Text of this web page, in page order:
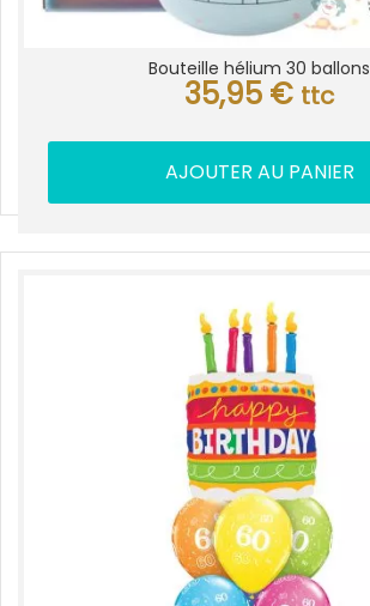
Bouteille hélium 30 ballons
35,95 € ttc
AJOUTER AU PANIER